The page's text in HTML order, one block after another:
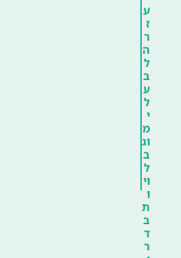
ע
ז
ר
ה
ל
ב
ע
ל
י
מ
וג
ב
ל
וי
ו
ת
ב
ד
ר